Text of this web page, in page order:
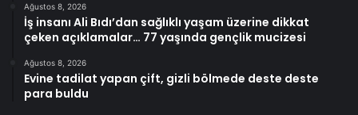
Ağustos 8, 2026
İş insanı Ali Bıdı’dan sağlıklı yaşam üzerine dikkat
çeken açıklamalar… 77 yaşında gençlik mucizesi
Ağustos 8, 2026
Evine tadilat yapan çift, gizli bölmede deste deste
para buldu